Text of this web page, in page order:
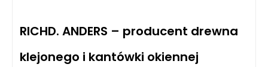
RICHD. ANDERS – producent drewna
klejonego i kantówki okiennej